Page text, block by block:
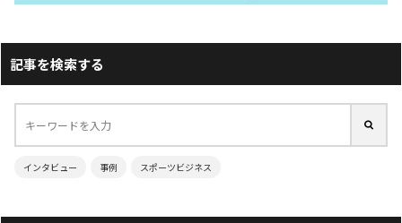
記事を検索する
インタビュー 事例 スポーツビジネス